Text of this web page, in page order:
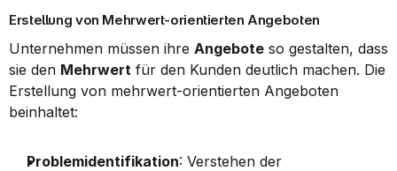
Erstellung von Mehrwert-orientierten Angeboten
Unternehmen müssen ihre Angebote so gestalten, dass
sie den Mehrwert für den Kunden deutlich machen. Die
Erstellung von mehrwert-orientierten Angeboten
beinhaltet:
Problemidentifikation: Verstehen der